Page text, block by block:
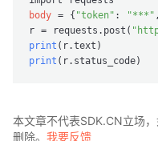
body = { "token" : "***"
r = requests.post(
print (r.text)
print (r.status_code)
本文章不代表SDK.CN立场
删除。 我要反馈